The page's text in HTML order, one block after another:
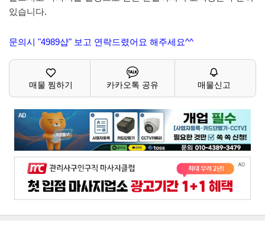
있습니다.
문의시 "4989샵" 보고 연락드렸어요 해주세요^^
매물 찜하기 카카오톡 공유 매물신고